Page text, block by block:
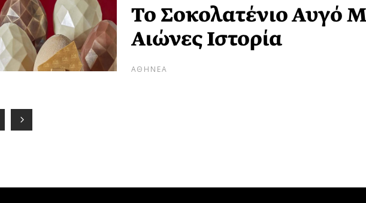
Το Σοκολατένιο Αυγό
Αιώνες Ιστορία
ΑΘΗΝΕΑ